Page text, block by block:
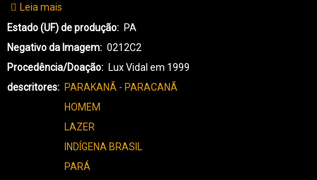
Leia mais
PK-
PARAKANÃ-0133
Estado (UF) de produção
PA
Negativo da Imagem
0212C2
Procedência/Doação
Lux Vidal em 1999
descritores
PARAKANÃ - PARACANÃ
HOMEM
LAZER
INDÍGENA BRASIL
PARÁ